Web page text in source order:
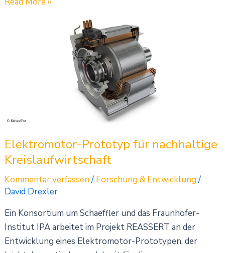
Elektromotor-Prototyp für nachhaltige
Kreislaufwirtschaft
Kommentar verfassen/ Forschung & Entwicklung/
David Drexler
Ein Konsortium um Schaeffler und das Fraunhofer-
Institut IPA arbeitet im Projekt REASSERT an der
Entwicklung eines Elektromotor-Prototypen, der
Kreislaufwirtschaft